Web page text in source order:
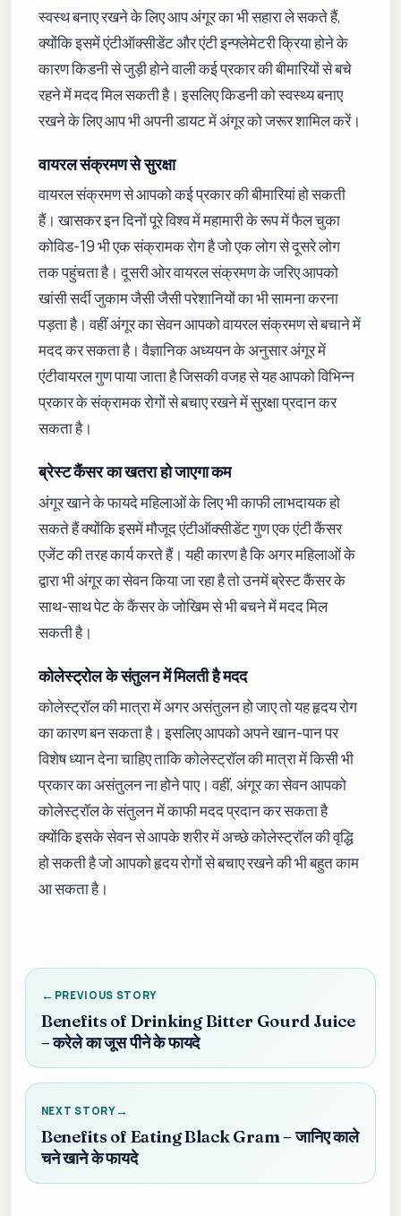
स्वस्थ बनाए रखने के लिए आप अंगूर का भी सहारा ले सकते हैं,
क्योंकि इसमें एंटीऑक्सीडेंट और एंटी इन्फ्लेमेटरी क्रिया होने के
कारण किडनी से जुड़ी होने वाली कई प्रकार की बीमारियों से बचे
रहने में मदद मिल सकती है। इसलिए किडनी को स्वस्थ्य बनाए
रखने के लिए आप भी अपनी डायट में अंगूर को जरूर शामिल करें।
​वायरल संक्रमण से सुरक्षा
वायरल संक्रमण से आपको कई प्रकार की बीमारियां हो सकती
हैं। खासकर इन दिनों पूरे विश्व में महामारी के रूप में फैल चुका
कोविड-19 भी एक संक्रामक रोग है जो एक लोग से दूसरे लोग
तक पहुंचता है। दूसरी ओर वायरल संक्रमण के जरिए आपको
खांसी सर्दी जुकाम जैसी जैसी परेशानियों का भी सामना करना
पड़ता है। वहीं अंगूर का सेवन आपको वायरल संक्रमण से बचाने में
मदद कर सकता है। वैज्ञानिक अध्ययन के अनुसार अंगूर में
एंटीवायरल गुण पाया जाता है जिसकी वजह से यह आपको विभिन्न
प्रकार के संक्रामक रोगों से बचाए रखने में सुरक्षा प्रदान कर
सकता है।
​​ब्रेस्ट कैंसर का खतरा हो जाएगा कम
अंगूर खाने के फायदे महिलाओं के लिए भी काफी लाभदायक हो
सकते हैं क्योंकि इसमें मौजूद एंटीऑक्सीडेंट गुण एक एंटी कैंसर
एजेंट की तरह कार्य करते हैं। यही कारण है कि अगर महिलाओं के
द्वारा भी अंगूर का सेवन किया जा रहा है तो उनमें ब्रेस्ट कैंसर के
साथ-साथ पेट के कैंसर के जोखिम से भी बचने में मदद मिल
सकती है।
​कोलेस्ट्रोल के संतुलन में मिलती है मदद
कोलेस्ट्रॉल की मात्रा में अगर असंतुलन हो जाए तो यह हृदय रोग
का कारण बन सकता है। इसलिए आपको अपने खान-पान पर
विशेष ध्यान देना चाहिए ताकि कोलेस्ट्रॉल की मात्रा में किसी भी
प्रकार का असंतुलन ना होने पाए। वहीं, अंगूर का सेवन आपको
कोलेस्ट्रॉल के संतुलन में काफी मदद प्रदान कर सकता है
क्योंकि इसके सेवन से आपके शरीर में अच्छे कोलेस्ट्रॉल की वृद्धि
हो सकती है जो आपको हृदय रोगों से बचाए रखने की भी बहुत काम
आ सकता है।
PREVIOUS STORY
Benefits of Drinking Bitter Gourd Juice
– करेले का जूस पीने के फायदे
NEXT STORY
Benefits of Eating Black Gram – जानिए काले
चने खाने के फायदे